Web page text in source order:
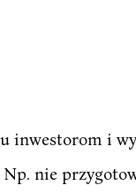
inwestorom i
nie